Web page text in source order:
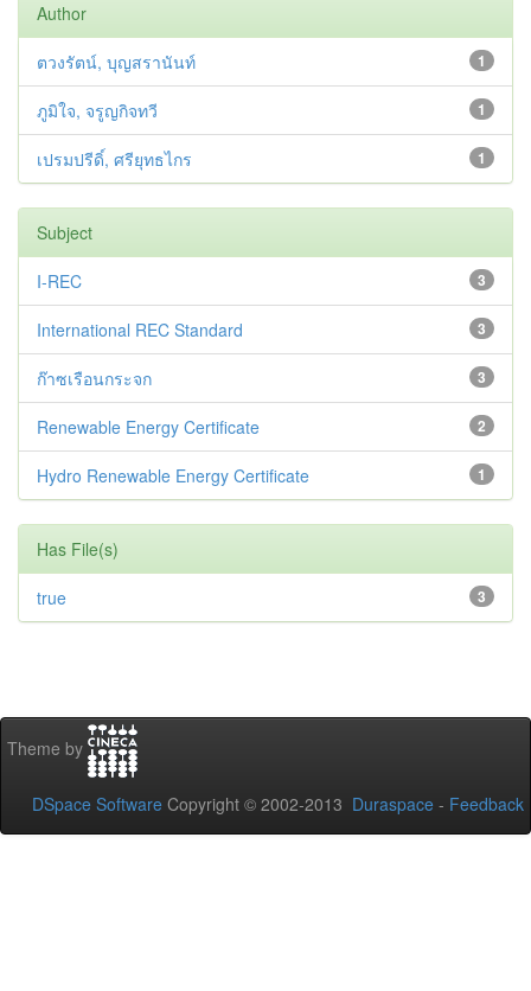
Author
1
ตวงรัตน์, บุญสรานันท์
1
ภูมิใจ, จรูญกิจทวี
1
เปรมปรีดิ์, ศรียุทธไกร
Subject
3
I-REC
3
International REC Standard
3
ก๊าซเรือนกระจก
2
Renewable Energy Certificate
1
Hydro Renewable Energy Certificate
Has File(s)
3
true
Theme by
DSpace Software Copyright © 2002-2013 Duraspace - Feedback